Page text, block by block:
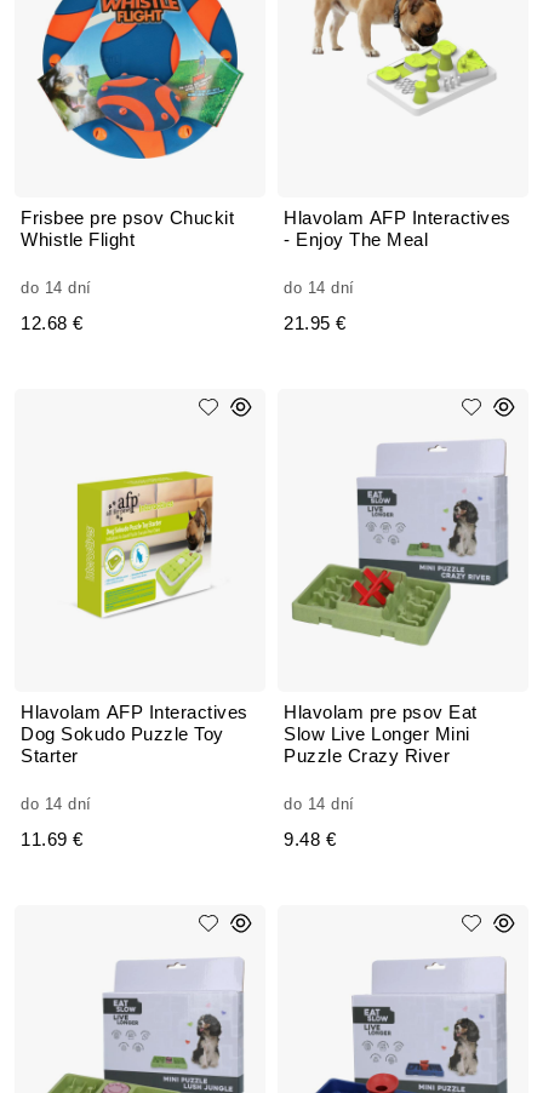
Frisbee pre psov Chuckit
Whistle Flight
do 14 dní
12.68 €
Hlavolam AFP Interactives
- Enjoy The Meal
do 14 dní
21.95 €
Hlavolam AFP Interactives
Dog Sokudo Puzzle Toy
Starter
do 14 dní
11.69 €
Hlavolam pre psov Eat
Slow Live Longer Mini
Puzzle Crazy River
do 14 dní
9.48 €